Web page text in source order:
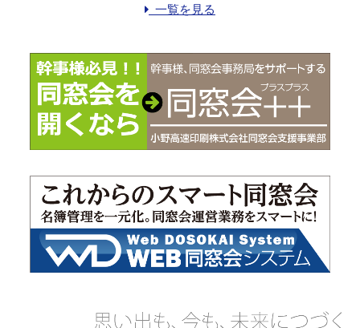
一覧を見る